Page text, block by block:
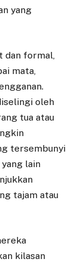
yang
dan formal,
mata,
oleh
tua atau
tersembunyi
lain
tajam atau
kilasan